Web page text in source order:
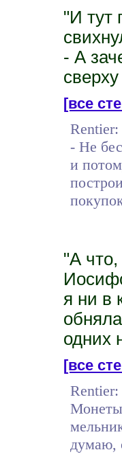
"И тут
- А
[все
Rentier:
- Не
и
"А
я ни в
одних
[все
Rentier:
Монеты
думаю,